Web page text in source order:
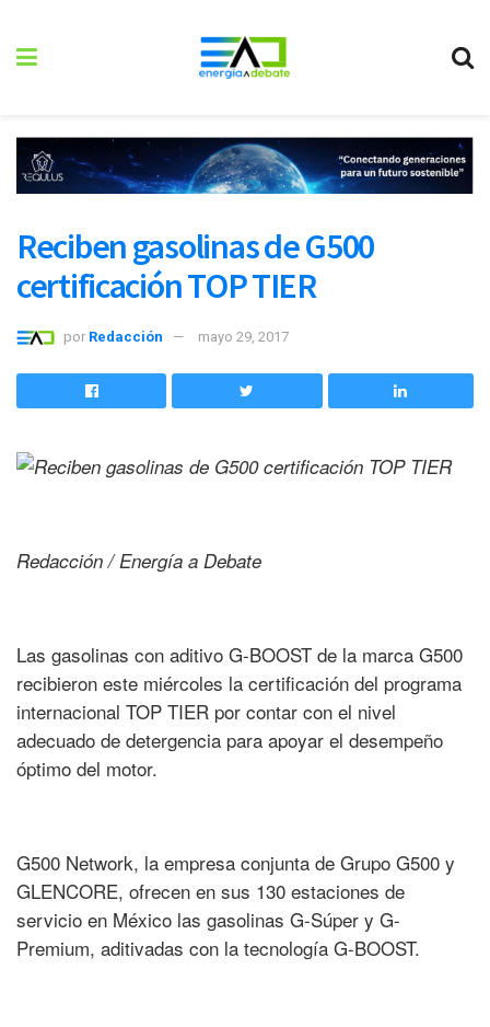
Reciben gasolinas de G500
certificación TOP TIER
por Redacción mayo 29, 2017
Redacción / Energía a Debate
Las gasolinas con aditivo G-BOOST de la marca G500
recibieron este miércoles la certificación del programa
internacional TOP TIER por contar con el nivel
adecuado de detergencia para apoyar el desempeño
óptimo del motor.
G500 Network, la empresa conjunta de Grupo G500 y
GLENCORE, ofrecen en sus 130 estaciones de
servicio en México las gasolinas G-Súper y G-
Premium, aditivadas con la tecnología G-BOOST.